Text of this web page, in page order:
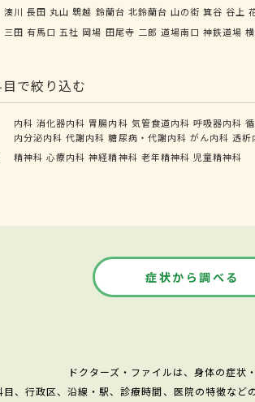
湊川 長田 丸山 鵯越 鈴蘭台 北鈴蘭台 山の街 箕谷 谷上
三田 有馬口 五社 岡場 田尾寺 二郎 道場南口 神鉄道場
で絞り込む
内科 消化器内科 胃腸内科 気管食道内科 呼吸器内科
内分泌内科 代謝内科 糖尿病・代謝内科 がん内科 透析
精神科 心療内科 神経精神科 老年精神科 児童精神科
症状から調べる
ドクターズ・ファイルは、身体の症状
目、行政区、沿線・駅、診療時間、医院の特徴など